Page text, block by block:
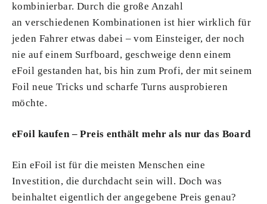
kombinierbar. Durch die große Anzahl
an verschiedenen Kombinationen ist hier wirklich für
jeden Fahrer etwas dabei – vom Einsteiger, der noch
nie auf einem Surfboard, geschweige denn einem
eFoil gestanden hat, bis hin zum Profi, der mit seinem
Foil neue Tricks und scharfe Turns ausprobieren
möchte.
eFoil kaufen – Preis enthält mehr als nur das Board
Ein eFoil ist für die meisten Menschen eine
Investition, die durchdacht sein will. Doch was
beinhaltet eigentlich der angegebene Preis genau?